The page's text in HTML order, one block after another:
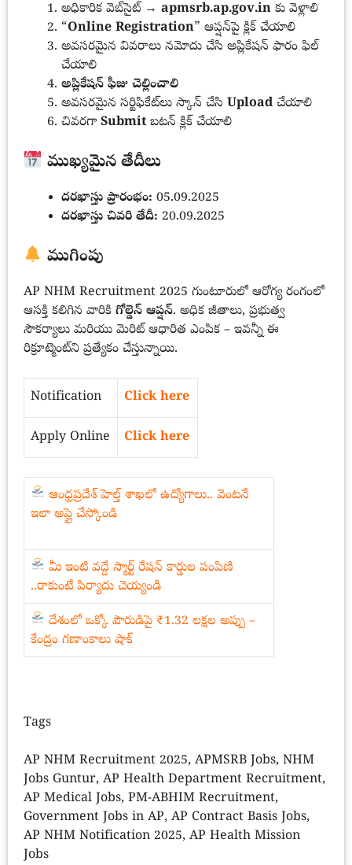
అధికారిక వెబ్‌సైట్ → apmsrb.ap.gov.in కు వెళ్లాలి
“Online Registration” ఆప్షన్‌పై క్లిక్ చేయాలి
అవసరమైన వివరాలు నమోదు చేసి అప్లికేషన్ ఫారం ఫిల్
చేయాలి
అప్లికేషన్ ఫీజు చెల్లించాలి
అవసరమైన సర్టిఫికేట్‌లు స్కాన్ చేసి Uploadచేయాలి
చివరగాSubmitబటన్ క్లిక్ చేయాలి
ముఖ్యమైన తేదీలు
దరఖాస్తు ప్రారంభం: 05.09.2025
దరఖాస్తు చివరి తేదీ: 20.09.2025
ముగింపు
AP NHM Recruitment 2025 గుంటూరులో ఆరోగ్య రంగంలో
ఆసక్తి కలిగిన వారికి గోల్డెన్ ఆప్షన్. అధిక జీతాలు, ప్రభుత్వ
సౌకర్యాలు మరియు మెరిట్ ఆధారిత ఎంపిక – ఇవన్నీ ఈ
రిక్రూట్మెంట్‌ని ప్రత్యేకం చేస్తున్నాయి.
Notification Click here
Apply Online Click here
ఆంధ్రప్రదేశ్ హెల్త్ శాఖలో ఉద్యోగాలు.. వెంటనే
ఇలా అప్లై చేస్కోండి
మీ ఇంటి వద్దే స్మార్ట్ రేషన్ కార్డుల పంపిణి
..రాకుంటే పిర్యాదు చెయ్యండి
దేశంలో ఒక్కో పౌరుడిపై ₹1.32 లక్షల అప్పు –
కేంద్రం గణాంకాలు షాక్
Tags
AP NHM Recruitment 2025, APMSRB Jobs, NHM
Jobs Guntur, AP Health Department Recruitment,
AP Medical Jobs, PM-ABHIM Recruitment,
Government Jobs in AP, AP Contract Basis Jobs,
AP NHM Notification 2025, AP Health Mission
Jobs